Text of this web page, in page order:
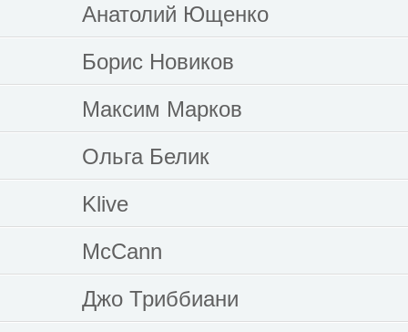
Анатолий Ющенко
Борис Новиков
Максим Марков
Ольга Белик
Klive
McCann
Джо Триббиани